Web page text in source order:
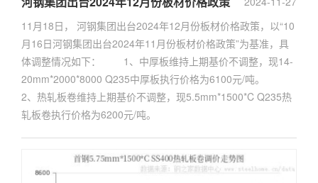
11月18日， 河钢集团出台2024年12月份板材价格政策，以“10
月16日河钢集团出台2024年11月份板材价格政策”为基准，具
体调整情况如下： 1、中厚板维持上期基价不调整，现14-
20mm*2000*8000 Q235中厚板执行价格为6100元/吨。
2、热轧板卷维持上期基价不调整，现5.5mm*1500*C Q235热
轧板卷执行价格为6200元/吨。